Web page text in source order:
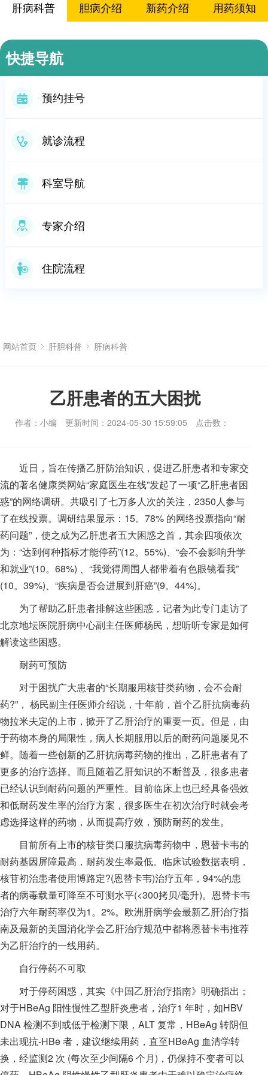
肝病科普 胆病介绍 新药介绍 用药须知
快捷导航
预约挂号
就诊流程
科室导航
专家介绍
住院流程
网站首页 肝胆科普 肝病科普
乙肝患者的五大困扰
作者：小编 更新时间：2024-05-30 15:59:05 点击数：
近日，旨在传播乙肝防治知识，促进乙肝患者和专家交
流的著名健康类网站“家庭医生在线”发起了一项“乙肝患者困
惑”的网络调研。共吸引了七万多人次的关注，2350人参与
了在线投票。调研结果显示：15。78% 的网络投票指向“耐
药问题”，使之成为乙肝患者五大困惑之首，其余四项依次
为：“达到何种指标才能停药”(12。55%)、“会不会影响升学
和就业”(10。68%) 、“我觉得周围人都带着有色眼镜看我”
(10。39%)、“疾病是否会进展到肝癌”(9。44%)。
为了帮助乙肝患者排解这些困惑，记者为此专门走访了
北京地坛医院肝病中心副主任医师杨民，想听听专家是如何
解读这些困惑。
耐药可预防
对于困扰广大患者的“长期服用核苷类药物，会不会耐
药?”， 杨民副主任医师介绍说，十年前，首个乙肝抗病毒药
物拉米夫定的上市，掀开了乙肝治疗的重要一页。但是，由
于药物本身的局限性，病人长期服用以后的耐药问题屡见不
鲜。随着一些创新的乙肝抗病毒药物的推出，乙肝患者有了
更多的治疗选择。而且随着乙肝知识的不断普及，很多患者
已经认识到耐药问题的严重性。目前临床上也已经具备强效
和低耐药发生率的治疗方案，很多医生在初次治疗时就会考
虑选择这样的药物，从而提高疗效，预防耐药的发生。
目前所有上市的核苷类口服抗病毒药物中，恩替卡韦的
耐药基因屏障最高，耐药发生率最低。临床试验数据表明，
核苷初治患者使用博路定?(恩替卡韦)治疗五年，94%的患
者的病毒载量可降至不可测水平(<300拷贝/毫升)。恩替卡韦
治疗六年耐药率仅为1。2%。欧洲肝病学会最新乙肝治疗指
南及最新的美国消化学会乙肝治疗规范中都将恩替卡韦推荐
为乙肝治疗的一线用药。
自行停药不可取
对于停药困惑，其实《中国乙肝治疗指南》明确指出：
对于HBeAg 阳性慢性乙型肝炎患者，治疗1 年时，如HBV
DNA 检测不到或低于检测下限，ALT 复常，HBeAg 转阴但
未出现抗-HBe 者，建议继续用药，直至HBeAg 血清学转
换，经监测2 次 (每次至少间隔6 个月)，仍保持不变者可以